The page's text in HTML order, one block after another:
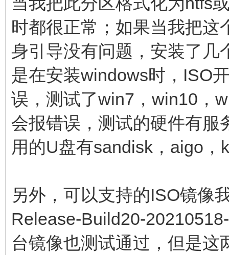
时都很正常；如果当我把
身引导没有问题，安装了几
是在安装windows时，ISO
误，测试了win7，win10，
会报错误，测试的硬件有服
用的U盘有sandisk，aigo
另外，可以支持的ISO镜像
Release-Build20-
台镜像也测试通过，但是